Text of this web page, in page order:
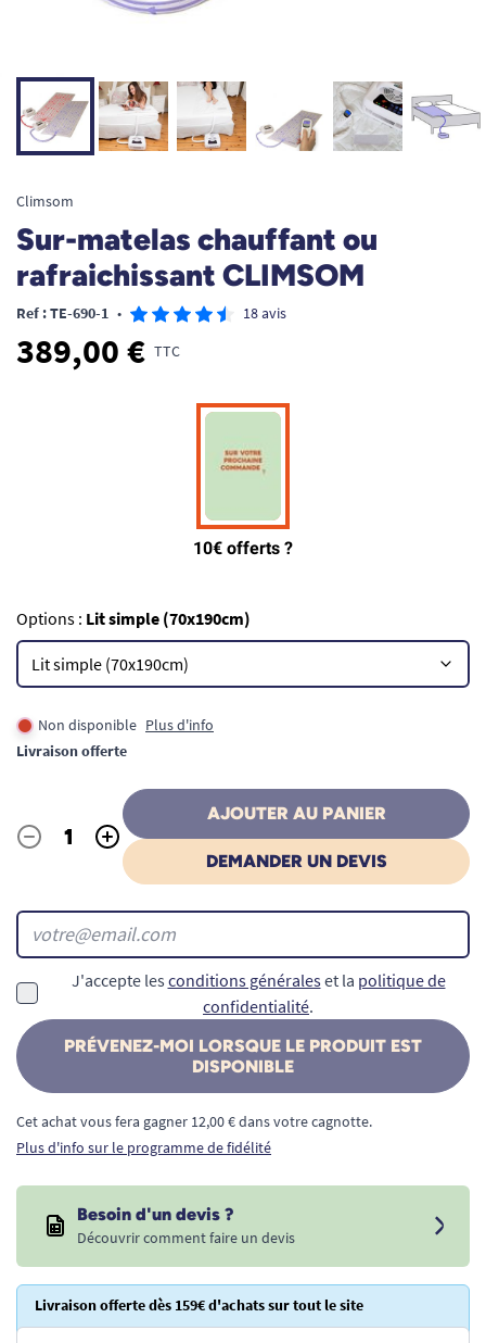
Climsom
Sur-matelas chauffant ou
rafraichissant CLIMSOM
Ref : TE-690-1 • 18 avis
389,00 € TTC
Options : Lit simple (70x190cm)
Non disponible Plus d'info
Livraison offerte
Quantité
- +
AJOUTER AU PANIER
DEMANDER UN DEVIS
J'accepte les conditions généraleset la politique de
confidentialité.
PRÉVENEZ-MOI LORSQUE LE PRODUIT EST
DISPONIBLE
Cet achat vous fera gagner 12,00 € dans votre cagnotte.
Plus d'info sur le programme de fidélité
Besoin d'un devis ?
Découvrir comment faire un devis
Livraison offerte dès 159€ d'achats sur tout le site